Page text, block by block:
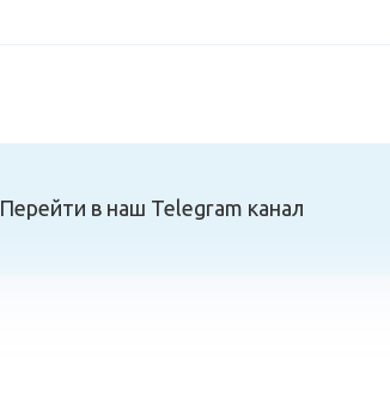
Перейти в наш Telegram канал